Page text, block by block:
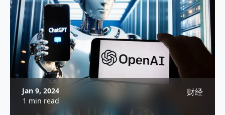
Jan 9, 2024
1 min read
财经